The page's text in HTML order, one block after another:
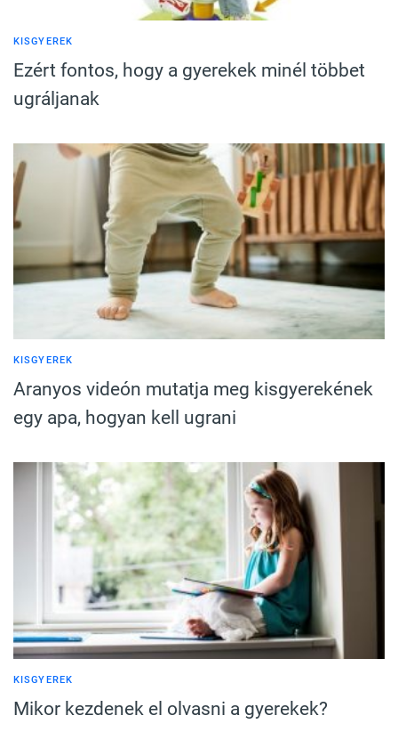
KISGYEREK
Ezért fontos, hogy a gyerekek minél többet
ugráljanak
KISGYEREK
Aranyos videón mutatja meg kisgyerekének
egy apa, hogyan kell ugrani
KISGYEREK
Mikor kezdenek el olvasni a gyerekek?